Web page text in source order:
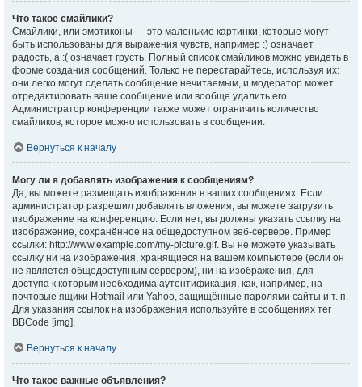
Что такое смайлики?
Смайлики, или эмотиконы — это маленькие картинки, которые могут
быть использованы для выражения чувств, например :) означает
радость, а :( означает грусть. Полный список смайликов можно увидеть в
форме создания сообщений. Только не перестарайтесь, используя их:
они легко могут сделать сообщение нечитаемым, и модератор может
отредактировать ваше сообщение или вообще удалить его.
Администратор конференции также может ограничить количество
смайликов, которое можно использовать в сообщении.
Вернуться к началу
Могу ли я добавлять изображения к сообщениям?
Да, вы можете размещать изображения в ваших сообщениях. Если
администратор разрешил добавлять вложения, вы можете загрузить
изображение на конференцию. Если нет, вы должны указать ссылку на
изображение, сохранённое на общедоступном веб-сервере. Пример
ссылки: http://www.example.com/my-picture.gif. Вы не можете указывать
ссылку ни на изображения, хранящиеся на вашем компьютере (если он
не является общедоступным сервером), ни на изображения, для
доступа к которым необходима аутентификация, как, например, на
почтовые ящики Hotmail или Yahoo, защищённые паролями сайты и т. п.
Для указания ссылок на изображения используйте в сообщениях тег
BBCode [img].
Вернуться к началу
Что такое важные объявления?